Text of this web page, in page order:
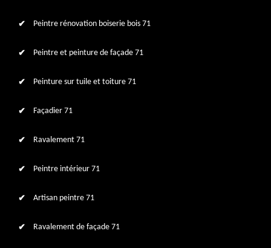
Peintre rénovation boiserie bois 71
Peintre et peinture de façade 71
Peinture sur tuile et toiture 71
Façadier 71
Ravalement 71
Peintre intérieur 71
Artisan peintre 71
Ravalement de façade 71